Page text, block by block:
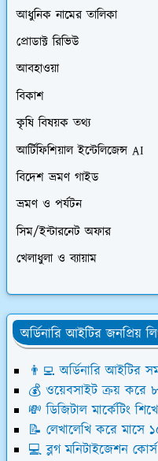
আধুনিক নামের তালিকা
প্রোডাক্ট রিভিউ
আবহাওয়া
বিকাশ
কৃষি বিষয়ক তথ্য
আর্টিফিশিয়াল ইন্টেলিজেন্স AI
বিদেশ ভ্রমণ গাইড
ভ্রমণ ও পর্যটন
সিম/ইন্টারনেট অফার
খেলাধুলা ও ব্যায়াম
অর্ডিনারি আইটির জনপ্রিয়
👨‍💻 অর্ডিনারি আইটির
💰 ওয়েবসাইট ক্রয়
💸 ডিজিটাল মার্কেটিং
📝 লেখালেখি করে
💻 ব্লগ মনিটাইজেশন